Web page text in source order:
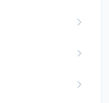
chevron_right
chevron_right
chevron_right